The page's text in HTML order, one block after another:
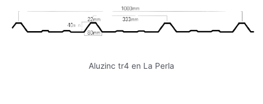
Aluzinc tr4 en La Perla